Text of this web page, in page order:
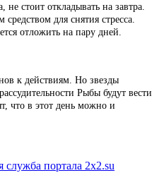
не стоит откладывать на завтра.
для снятия стресса.
отложить на пару дней.
к действиям. Но звезды
Рыбы будут вести
что в этот день можно и
портала 2x2.su